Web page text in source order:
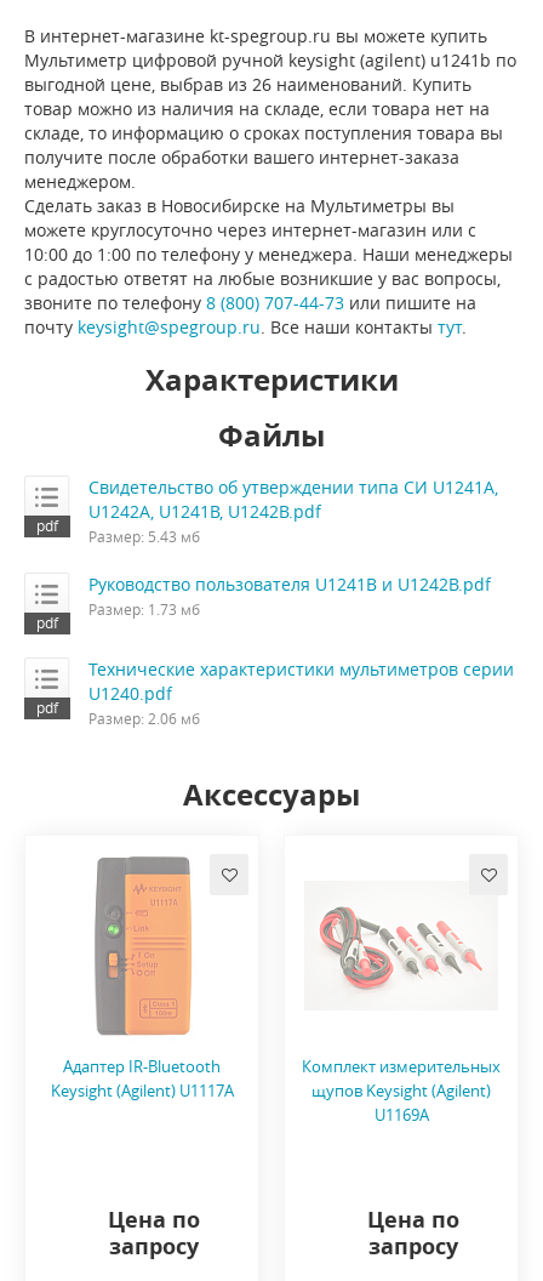
В интернет-магазине kt-spegroup.ru вы можете купить
Мультиметр цифровой ручной keysight (agilent) u1241b по
выгодной цене, выбрав из 26 наименований. Купить
товар можно из наличия на складе, если товара нет на
складе, то информацию о сроках поступления товара вы
получите после обработки вашего интернет-заказа
менеджером.
Сделать заказ в Новосибирске на Мультиметры вы
можете круглосуточно через интернет-магазин или с
10:00 до 1:00 по телефону у менеджера. Наши менеджеры
с радостью ответят на любые возникшие у вас вопросы,
звоните по телефону 8 (800) 707-44-73 или пишите на
почту keysight@spegroup.ru . Все наши контакты тут.
Характеристики
Файлы
Свидетельство об утверждении типа СИ U1241A,
U1242A, U1241B, U1242B.pdf
Размер: 5.43 мб
Руководство пользователя U1241B и U1242B.pdf
Размер: 1.73 мб
Технические характеристики мультиметров серии
U1240.pdf
Размер: 2.06 мб
Аксессуары
Адаптер IR-Bluetooth
Keysight (Agilent) U1117A
Цена по
запросу
Комплект измерительных
щупов Keysight (Agilent)
U1169A
Цена по
запросу